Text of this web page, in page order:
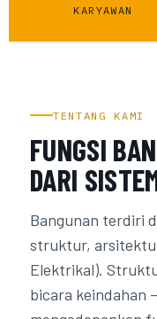
KARYAWAN
TENTANG KAMI
FUNGSI
DARI
Bangunan terdiri
struktur,
Elektrikal).
bicara keindahan